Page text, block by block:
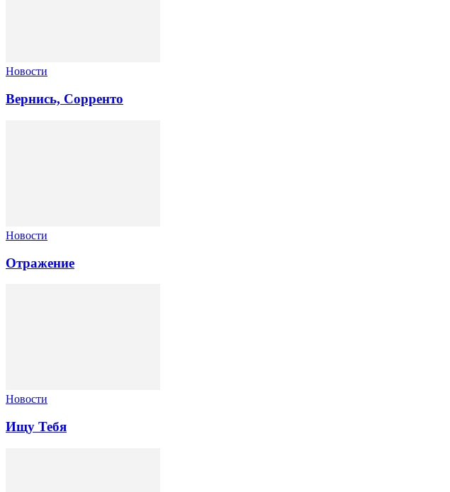
Новости
Вернись, Сорренто
Новости
Отражение
Новости
Ищу Тебя